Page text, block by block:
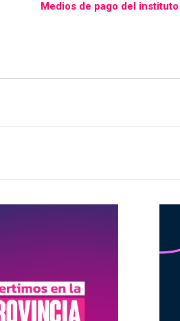
Medios de pago del